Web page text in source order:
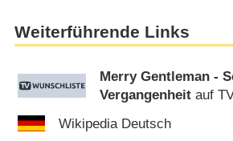
Weiterführende Links
Merry Gentleman -
Vergangenheit auf
Wikipedia Deutsch